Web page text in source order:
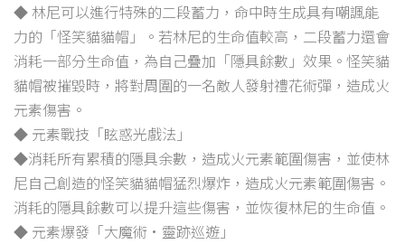
◆ 林尼可以進行特殊的二段蓄力，命中時生成具有嘲諷能
力的「怪笑貓貓帽」。若林尼的生命值較高，二段蓄力還會
消耗一部分生命值，為自己疊加「隱具餘數」效果。怪笑貓
貓帽被摧毀時，將對周圍的一名敵人發射禮花術彈，造成火
元素傷害。
◆ 元素戰技「眩惑光戲法」
◆消耗所有累積的隱具余數，造成火元素範圍傷害，並使林
尼自己創造的怪笑貓貓帽猛烈爆炸，造成火元素範圍傷害。
消耗的隱具餘數可以提升這些傷害，並恢復林尼的生命值。
◆ 元素爆發「大魔術·靈跡巡遊」